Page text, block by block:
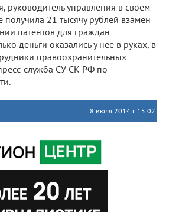
руководитель управления в своем
21 тысячу рублей взамен
патентов для граждан
деньги оказались у нее в руках, в
правоохранительных
служба СУ СК РФ по
8 июля 2014 г. 15:02